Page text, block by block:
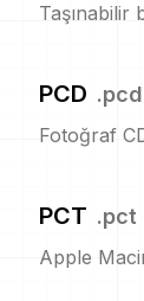
Taşınabilir
PCD .pcd
Fotoğraf
PCT .pct
Apple